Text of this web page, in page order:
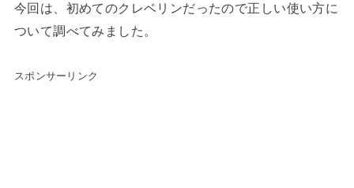
今回は、初めてのクレベリンだったので正しい使い方に
ついて調べてみました。
スポンサーリンク